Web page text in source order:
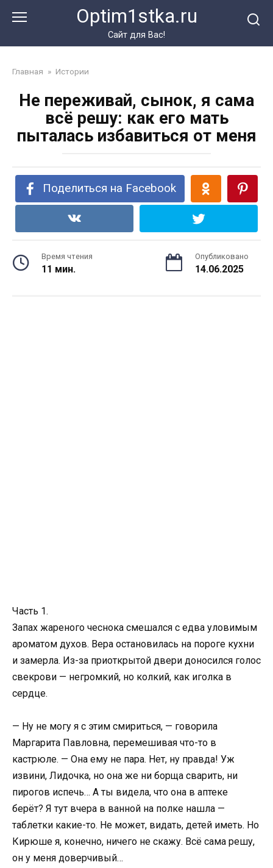
Optim1stka.ru
Сайт для Вас!
Главная » Истории
Не переживай, сынок, я сама
всё решу: как его мать
пыталась избавиться от меня
Поделиться на Facebook
Время чтения
11 мин.
Опубликовано
14.06.2025
Часть 1.
Запах жареного чеснока смешался с едва уловимым
ароматом духов. Вера остановилась на пороге кухни
и замерла. Из-за приоткрытой двери доносился голос
свекрови — негромкий, но колкий, как иголка в
сердце.
— Ну не могу я с этим смириться, — говорила
Маргарита Павловна, перемешивая что-то в
кастрюле. — Она ему не пара. Нет, ну правда! Уж
извини, Лидочка, но она же ни борща сварить, ни
пирогов испечь… А ты видела, что она в аптеке
берёт? Я тут вчера в ванной на полке нашла —
таблетки какие-то. Не может, видать, детей иметь. Но
Кирюше я, конечно, ничего не скажу. Всё сама решу,
он у меня доверчивый…